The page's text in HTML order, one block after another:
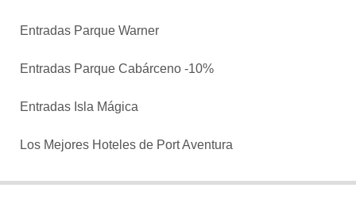
Entradas Parque Warner
Entradas Parque Cabárceno -10%
Entradas Isla Mágica
Los Mejores Hoteles de Port Aventura